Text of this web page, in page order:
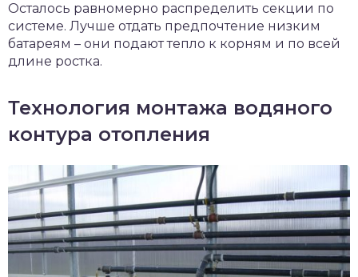
Осталось равномерно распределить секции по
системе. Лучше отдать предпочтение низким
батареям – они подают тепло к корням и по всей
длине ростка.
Технология монтажа водяного
контура отопления